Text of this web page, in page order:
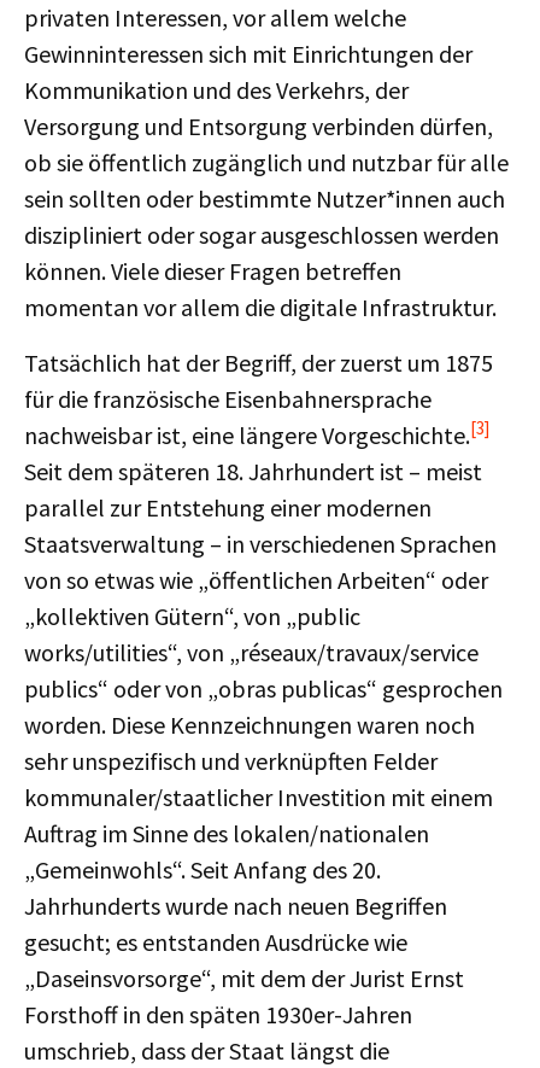
privaten Interessen, vor allem welche
Gewinninteressen sich mit Einrichtungen der
Kommunikation und des Verkehrs, der
Versorgung und Entsorgung verbinden dürfen,
ob sie öffentlich zugänglich und nutzbar für alle
sein sollten oder bestimmte Nutzer*innen auch
diszipliniert oder sogar ausgeschlossen werden
können. Viele dieser Fragen betreffen
momentan vor allem die digitale Infrastruktur.
Tatsächlich hat der Begriff, der zuerst um 1875
für die französische Eisenbahnersprache
nachweisbar ist, eine längere Vorgeschichte.[3]
Seit dem späteren 18. Jahrhundert ist – meist
parallel zur Entstehung einer modernen
Staatsverwaltung – in verschiedenen Sprachen
von so etwas wie „öffentlichen Arbeiten“ oder
„kollektiven Gütern“, von „public
works/utilities“, von „réseaux/travaux/service
publics“ oder von „obras publicas“ gesprochen
worden. Diese Kennzeichnungen waren noch
sehr unspezifisch und verknüpften Felder
kommunaler/staatlicher Investition mit einem
Auftrag im Sinne des lokalen/nationalen
„Gemeinwohls“. Seit Anfang des 20.
Jahrhunderts wurde nach neuen Begriffen
gesucht; es entstanden Ausdrücke wie
„Daseinsvorsorge“, mit dem der Jurist Ernst
Forsthoff in den späten 1930er-Jahren
umschrieb, dass der Staat längst die